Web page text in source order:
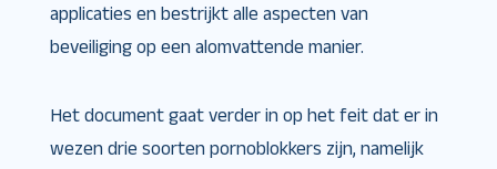
applicaties en bestrijkt alle aspecten van
beveiliging op een alomvattende manier.
Het document gaat verder in op het feit dat er in
wezen drie soorten pornoblokkers zijn, namelijk